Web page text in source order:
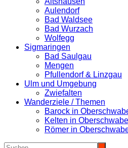
Aulendorf
Bad Waldsee
Bad Wurzach
Wolfegg
Sigmaringen
Bad Saulgau
Mengen
Pfullendorf & Linzgau
Ulm und Umgebung
Zwiefalten
Wanderziele / Themen
Barock in
Kelten in
Römer in